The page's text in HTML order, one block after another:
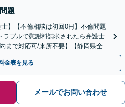
題
】【不倫相談は初回0円】不倫問題
ラブルで慰謝料請求されたら弁護士
まで対応可/来所不要】【静岡県全域
金表を見る
メールでお問い合わせ